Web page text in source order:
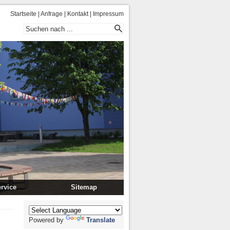
Startseite Anfrage Kontakt| Impressum
Sitemap
Powered by Translate